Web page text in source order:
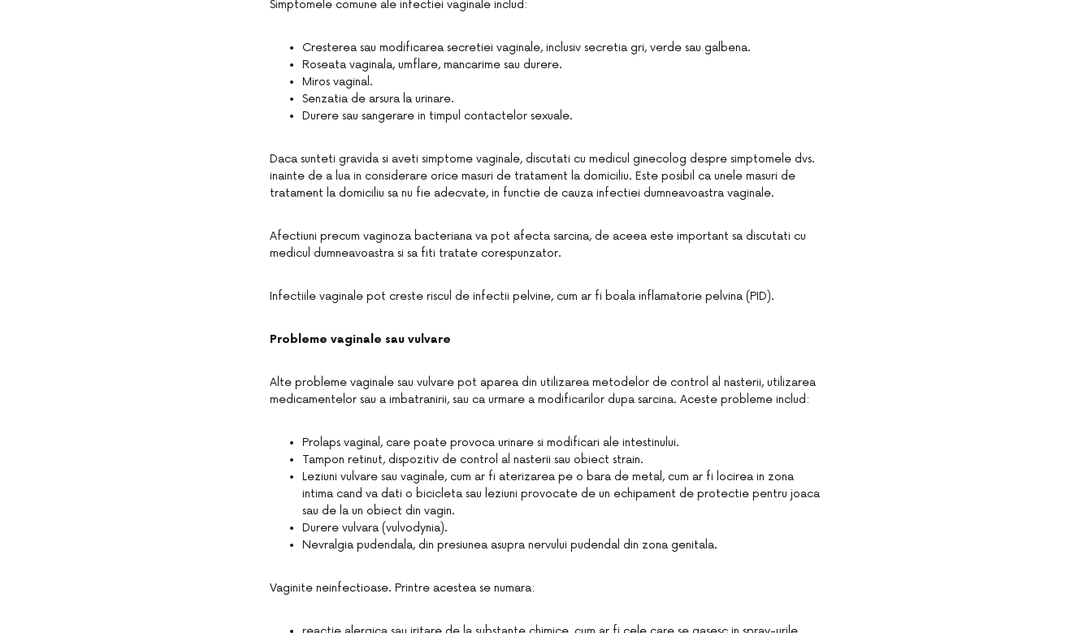
Simptomele comune ale infectiei vaginale includ:
Cresterea sau modificarea secretiei vaginale, inclusiv secretia gri, verde sau galbena.
Roseata vaginala, umflare, mancarime sau durere.
Miros vaginal.
Senzatia de arsura la urinare.
Durere sau sangerare in timpul contactelor sexuale.
Daca sunteti gravida si aveti simptome vaginale, discutati cu medicul ginecolog despre simptomele dvs.
inainte de a lua in considerare orice masuri de tratament la domiciliu. Este posibil ca unele masuri de
tratament la domiciliu sa nu fie adecvate, in functie de cauza infectiei dumneavoastra vaginale.
Afectiuni precum vaginoza bacteriana va pot afecta sarcina, de aceea este important sa discutati cu
medicul dumneavoastra si sa fiti tratate corespunzator.
Infectiile vaginale pot creste riscul de infectii pelvine, cum ar fi boala inflamatorie pelvina (PID).
Probleme vaginale sau vulvare
Alte probleme vaginale sau vulvare pot aparea din utilizarea metodelor de control al nasterii, utilizarea
medicamentelor sau a imbatranirii, sau ca urmare a modificarilor dupa sarcina. Aceste probleme includ:
Prolaps vaginal, care poate provoca urinare si modificari ale intestinului.
Tampon retinut, dispozitiv de control al nasterii sau obiect strain.
Leziuni vulvare sau vaginale, cum ar fi aterizarea pe o bara de metal, cum ar fi locirea in zona
intima cand va dati o bicicleta sau leziuni provocate de un echipament de protectie pentru joaca
sau de la un obiect din vagin.
Durere vulvara (vulvodynia).
Nevralgia pudendala, din presiunea asupra nervului pudendal din zona genitala.
Vaginite neinfectioase. Printre acestea se numara: